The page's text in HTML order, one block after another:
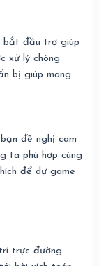
bắt đầu trợ giúp
xử lý chóng
bị giúp mang
đề nghị cam
ta phù hợp cùng
để dự game
trực đường